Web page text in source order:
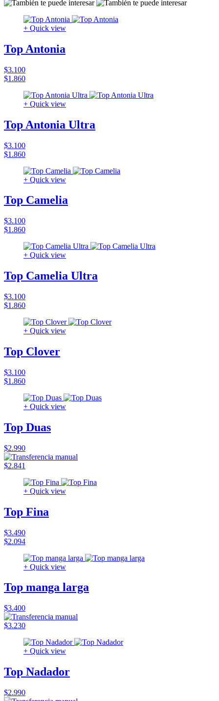
+ Quick view
Top Antonia
$3.100
$1.860
+ Quick view
Top Antonia Ultra
$3.100
$1.860
+ Quick view
Top Camelia
$3.100
$1.860
+ Quick view
Top Camelia Ultra
$3.100
$1.860
+ Quick view
Top Clover
$3.100
$1.860
+ Quick view
Top Duas
$2.990
$2.841
+ Quick view
Top Fina
$3.490
$2.094
+ Quick view
Top manga larga
$3.400
$3.230
+ Quick view
Top Nadador
$2.990